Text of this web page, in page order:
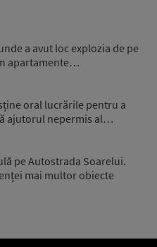
a avut loc explozia de pe
apartamente…
oral lucrările pentru a
ajutorul nepermis al…
pe Autostrada Soarelui.
mai multor obiecte